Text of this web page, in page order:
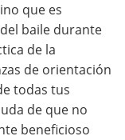
que es
baile durante
de la
de orientación
todas tus
de que no
beneficioso